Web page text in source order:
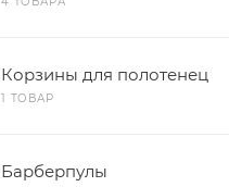
Корзины для полотенец
1 ТОВАР
Барберпулы